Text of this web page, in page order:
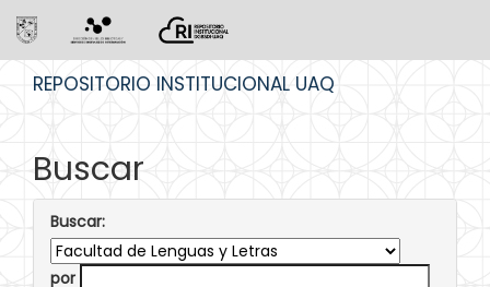
REPOSITORIO INSTITUCIONAL UAQ
Buscar
Buscar:
por